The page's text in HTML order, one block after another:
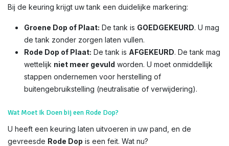
Bij de keuring krijgt uw tank een duidelijke markering:
Groene Dop of Plaat: De tank is GOEDGEKEURD. U mag
de tank zonder zorgen laten vullen.
Rode Dop of Plaat: De tank is AFGEKEURD. De tank mag
wettelijk niet meer gevuld worden. U moet onmiddellijk
stappen ondernemen voor herstelling of
buitengebruikstelling (neutralisatie of verwijdering).
Wat Moet Ik Doen bij een Rode Dop?
U heeft een keuring laten uitvoeren in uw pand, en de
gevreesde Rode Dop is een feit. Wat nu?